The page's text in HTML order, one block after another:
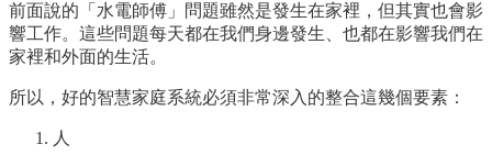
前面說的「水電師傅」問題雖然是發生在家裡，但其實也會影
響工作。這些問題每天都在我們身邊發生、也都在影響我們在
家裡和外面的生活。
所以，好的智慧家庭系統必須非常深入的整合這幾個要素：
人